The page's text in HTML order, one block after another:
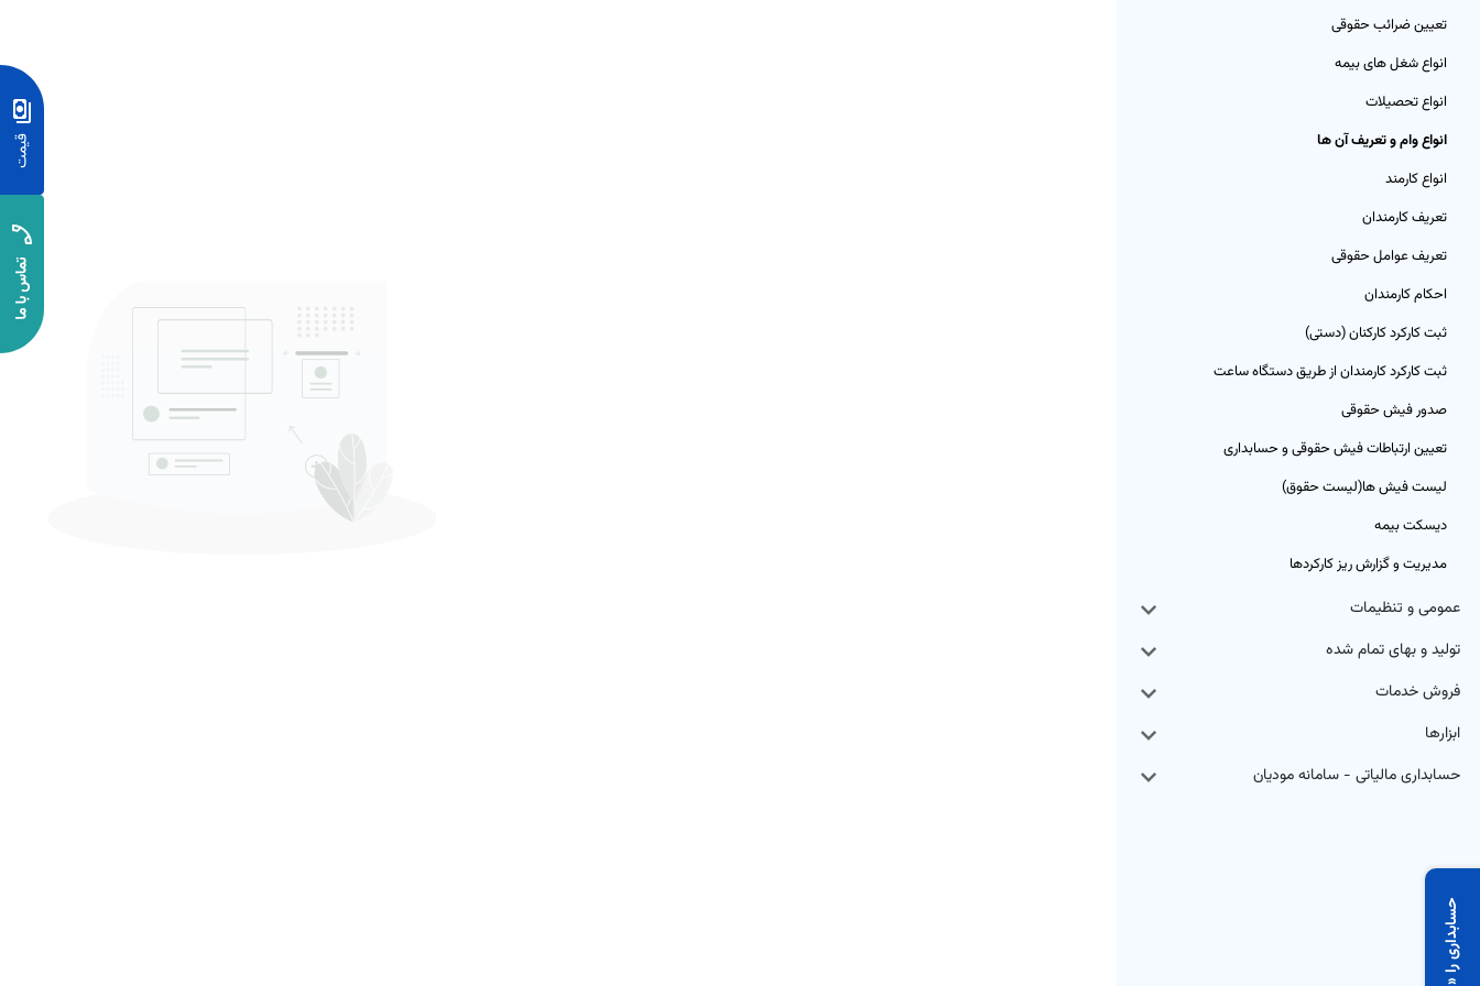
تعیین ضرائب حقوقی
انواع شغل های بیمه
انواع تحصیلات
انواع وام و تعریف آن ها
انواع کارمند
تعریف کارمندان
تعریف عوامل حقوقی
احکام کارمندان
ثبت کارکرد کارکنان (دستی)
ثبت کارکرد کارمندان از طریق دستگاه ساعت
صدور فیش حقوقی
تعیین ارتباطات فیش حقوقی و حسابداری
لیست فیش ها(لیست حقوق)
دیسکت بیمه
مدیریت و گزارش ریز کارکردها
عمومی و تنظیمات
تولید و بهای تمام شده
فروش خدمات
ابزارها
حسابداری مالیاتی - سامانه مودیان